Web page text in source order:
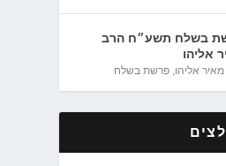
בשלח תשע״ח הרב
אליהו
אליהו,פרשת בשלח